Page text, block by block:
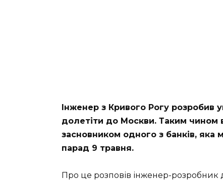
Інженер з Кривого Рогу розробив
долетіти до Москви. Таким чином
засновником одного з банків, яка
парад 9 травня.
Про це розповів інженер-розробник